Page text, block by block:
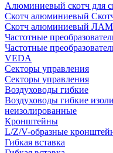
Алюминиевый скотч для
Скотч алюминиевый
Скотч алюминиевый
Частотные
Частотные
VEDA
Секторы управления
Секторы управления
Воздуховоды гибкие
Воздуховоды гибкие
неизолированные
Кронштейны
L/Z/V-образные
Гибкая вставка